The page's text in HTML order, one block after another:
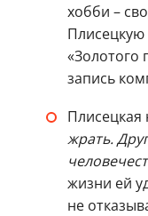
хобби –
Плисецкую
«Золотого
запись
Плисецкая
жрать.
жизни ей
не